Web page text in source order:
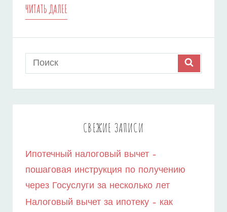
ЧИТАТЬ ДАЛЕЕ
И
ДРУГИЕ
Search
for:
СВЕЖИЕ ЗАПИСИ
Ипотечный налоговый вычет –
пошаговая инструкция по получению
через Госуслуги за несколько лет
Налоговый вычет за ипотеку – как